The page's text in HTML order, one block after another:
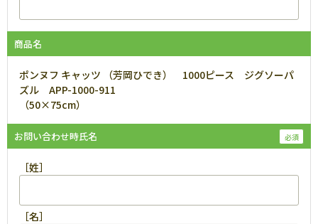
商品名
ポンヌフ キャッツ （芳岡ひでき） 1000ピース ジグソーパ
ズル APP-1000-911
（50×75cm）
お問い合わせ時氏名
［姓］
［名］